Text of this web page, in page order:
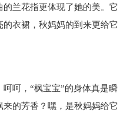
兰花指更体现了她的美。它
衣裙，秋妈妈的到来更给它
呵，“枫宝宝”的身体真是瞬
的芳香？嘿，是秋妈妈给它